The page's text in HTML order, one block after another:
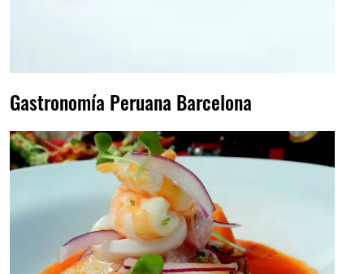
Gastronomía Peruana Barcelona